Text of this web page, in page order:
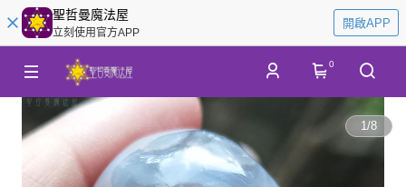
聖哲曼魔法屋
立刻使用官方APP
開啟APP
0
1/8